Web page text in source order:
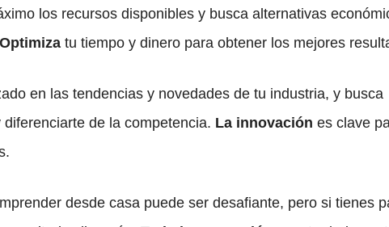
los recursos disponibles y busca alternativas
Optimiza tu tiempo y dinero para obtener los mejores
en las tendencias y novedades de tu industria, y busca
de la competencia. La innovación es clave
desde casa puede ser desafiante, pero si tienes